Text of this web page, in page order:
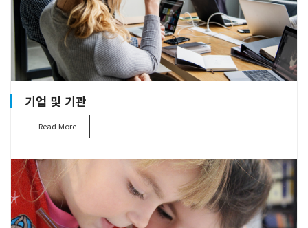
기업 및 기관
Read More